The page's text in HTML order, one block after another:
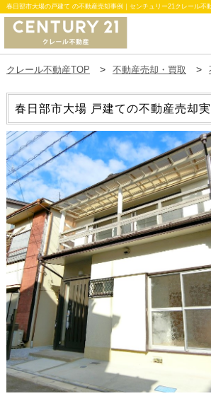
春日部市大場の戸建て の不動産売却事例｜センチュリー21クレール不
クレール不動産TOP 不動産売却・買取
春日部市大場 戸建ての不動産売却